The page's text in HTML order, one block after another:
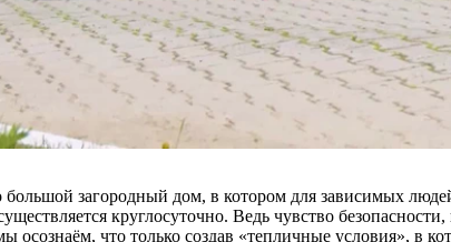
большой загородный дом, в котором для зависимых
круглосуточно. Ведь чувство
осознаём, что только создав «тепличные условия», в